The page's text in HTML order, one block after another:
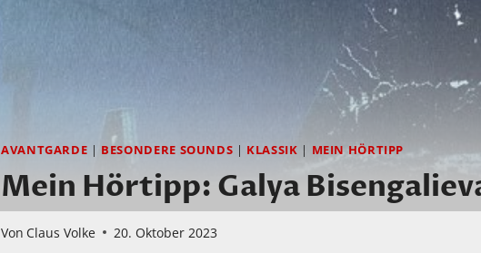
AVANTGARDE | BESONDERE SOUNDS | KLASSIK | MEIN HÖRTIPP
Mein Hörtipp: Galya
Von Claus Volke 20. Oktober 2023